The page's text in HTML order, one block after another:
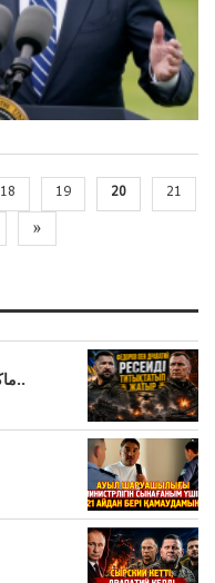
18 19 20
21
»
ماڭىنپوكروۆسكاپ، درون ماڭىنداعىنە ج..